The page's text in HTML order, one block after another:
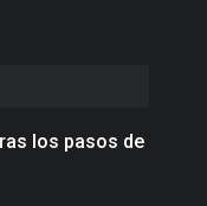
los pasos de